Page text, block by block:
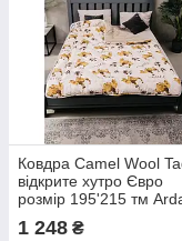
Ковдра Camel Wool
відкрите хутро Євро
розмір 195'215 тм
1 248 ₴